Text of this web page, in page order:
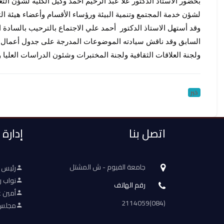
لشؤن خدمة المجتمع وتنمية البيئة ورؤساء الأقسام وأعضاء هيئة
ولجنة العلاقات الثقافية ولجنة المختبرات وشئون الدراسات
خبر
اتصل بنا
جامعة الفيوم - ش المشتل
رقم الهاتف
(084)2114059
أمين